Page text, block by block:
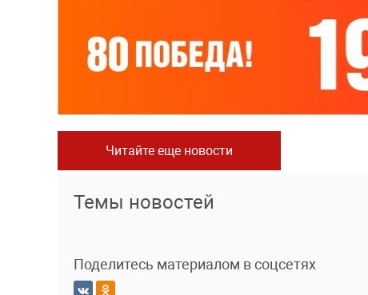
Читайте еще новости
Темы новостей
Поделитесь материалом в соцсетях